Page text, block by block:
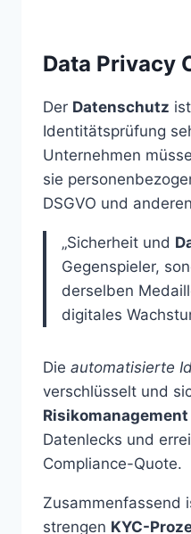
Data Privacy
Der Datenschutz
Identitätsprüfung
Unternehmen
sie
DSGVO und
„Sicherheit und
Gegenspieler,
derselben
digitales
Die automatisierte
verschlüsselt und
Risikomanagement
Datenlecks und
Compliance-Quote.
Zusammenfassend
strengen KYC-